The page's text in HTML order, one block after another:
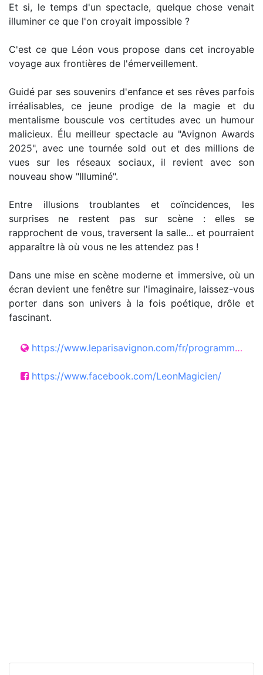
Et si, le temps d'un spectacle, quelque chose venait
illuminer ce que l'on croyait impossible ?
C'est ce que Léon vous propose dans cet incroyable
voyage aux frontières de l'émerveillement.
Guidé par ses souvenirs d'enfance et ses rêves parfois
irréalisables, ce jeune prodige de la magie et du
mentalisme bouscule vos certitudes avec un humour
malicieux. Élu meilleur spectacle au "Avignon Awards
2025", avec une tournée sold out et des millions de
vues sur les réseaux sociaux, il revient avec son
nouveau show "Illuminé".
Entre illusions troublantes et coïncidences, les
surprises ne restent pas sur scène : elles se
rapprochent de vous, traversent la salle... et pourraient
apparaître là où vous ne les attendez pas !
Dans une mise en scène moderne et immersive, où un
écran devient une fenêtre sur l'imaginaire, laissez-vous
porter dans son univers à la fois poétique, drôle et
fascinant.
https://www.leparisavignon.com/fr/programmation/leon-illumine/
https://www.facebook.com/LeonMagicien/